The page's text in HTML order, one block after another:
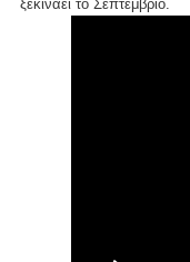
ξεκινάει το Σεπτέμβριο.